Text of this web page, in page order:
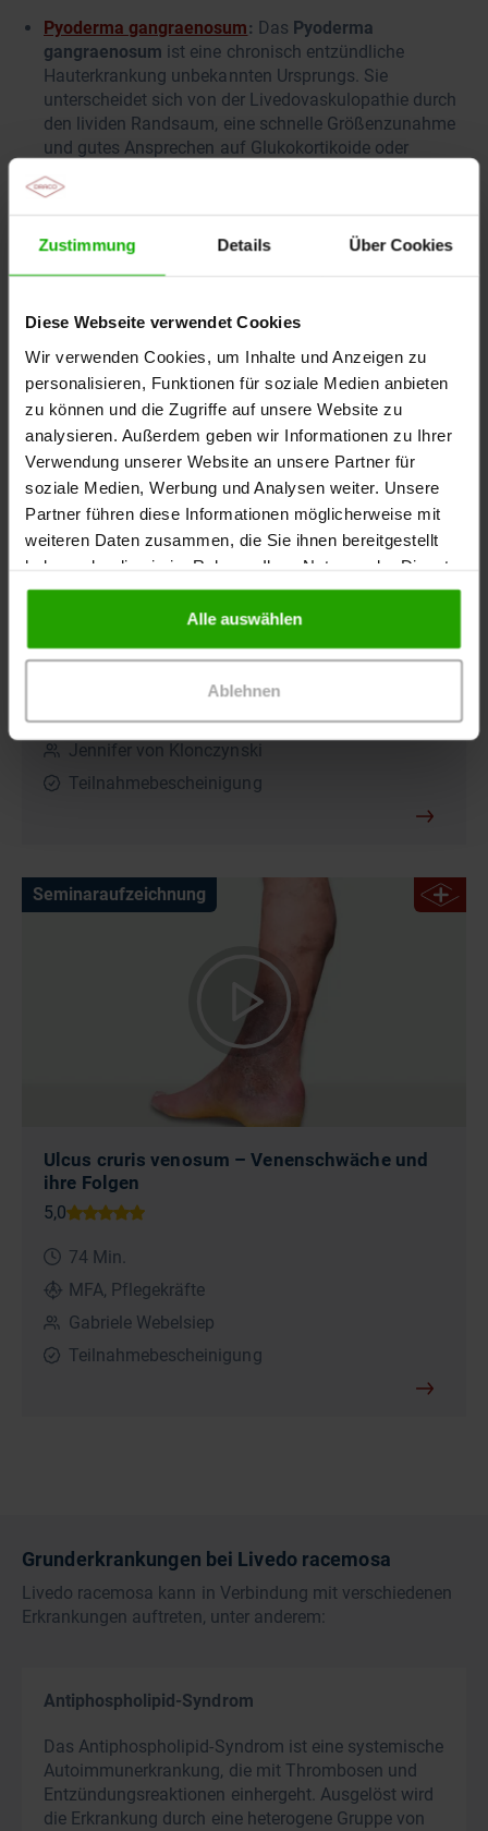
Zustimmung Details Über Cookies
Diese Webseite verwendet Cookies
Wir verwenden Cookies, um Inhalte und Anzeigen zu
personalisieren, Funktionen für soziale Medien anbieten
zu können und die Zugriffe auf unsere Website zu
analysieren. Außerdem geben wir Informationen zu Ihrer
Verwendung unserer Website an unsere Partner für
soziale Medien, Werbung und Analysen weiter. Unsere
Partner führen diese Informationen möglicherweise mit
weiteren Daten zusammen, die Sie ihnen bereitgestellt
haben oder die sie im Rahmen Ihrer Nutzung der Dienste
gesammelt haben.
Alle auswählen
Ablehnen
Pyoderma gangraenosum: Das Pyoderma
gangraenosum ist eine chronisch entzündliche
Hauterkrankung unbekannten Ursprungs. Sie
unterscheidet sich von der Livedovaskulopathie durch
den lividen Randsaum, eine schnelle Größenzunahme
und gutes Ansprechen auf Glukokortikoide oder
Ciclosporin.
Weitere Differenzialdiagnosen umfassen Sneddon-
Syndrom, Antiphospholipid-Syndrom, Kalziphylaxie,
5 Teile | 23 Min. insgesamt
MFA, Pflegekräfte
Jennifer von Klonczynski
Teilnahmebescheinigung
Videoreihe
Ulcus cruris venosum – Venenschwäche und
ihre Folgen
74 Min.
MFA, Pflegekräfte
Gabriele Webelsiep
Teilnahmebescheinigung
Seminaraufzeichnung
Grunderkrankungen bei Livedo racemosa
Livedo racemosa kann in Verbindung mit verschiedenen
Erkrankungen auftreten, unter anderem:
Antiphospholipid-Syndrom
Das Antiphospholipid-Syndrom ist eine systemische
Autoimmunerkrankung, die mit Thrombosen und
Entzündungsreaktionen einhergeht. Ausgelöst wird
die Erkrankung durch eine heterogene Gruppe von